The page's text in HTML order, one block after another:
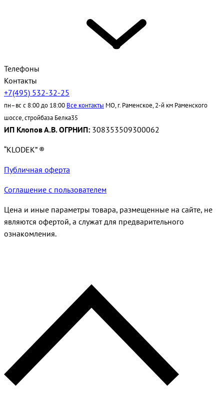
Телефоны
Контакты
+7(495) 532-32-25
пн–вс с 8:00 до 18:00 Все контакты МО, г. Раменское, 2-й км Раменского
шоссе, стройбаза Белка35
ИП Клопов А.В. ОГРНИП: 308353509300062
“KLODEK” ®
Публичная оферта
Соглашение с пользователем
Цена и иные параметры товара, размещенные на сайте, не
являются офертой, а служат для предварительного
ознакомления.